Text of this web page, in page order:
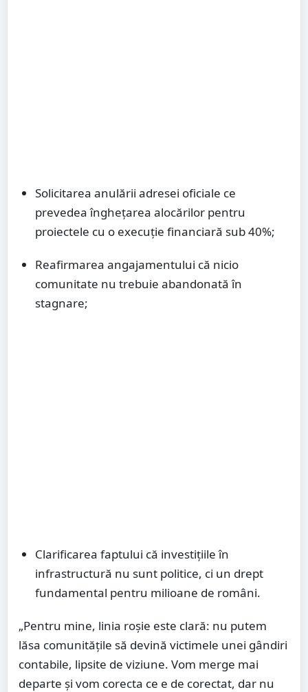
Solicitarea anulării adresei oficiale ce
prevedea înghețarea alocărilor pentru
proiectele cu o execuție financiară sub 40%;
Reafirmarea angajamentului că nicio
comunitate nu trebuie abandonată în
stagnare;
Clarificarea faptului că investițiile în
infrastructură nu sunt politice, ci un drept
fundamental pentru milioane de români.
„Pentru mine, linia roșie este clară: nu putem
lăsa comunitățile să devină victimele unei gândiri
contabile, lipsite de viziune. Vom merge mai
departe și vom corecta ce e de corectat, dar nu